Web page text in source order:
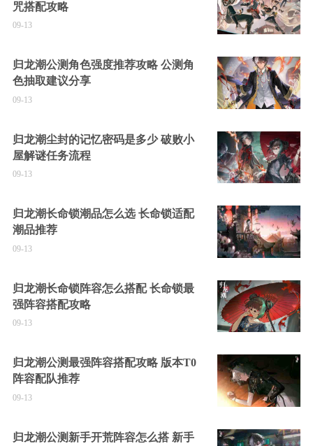
咒搭配攻略
09-13
归龙潮公测角色强度推荐攻略 公测角
色抽取建议分享
09-13
归龙潮尘封的记忆密码是多少 破败小
屋解谜任务流程
09-13
归龙潮长命锁潮品怎么选 长命锁适配
潮品推荐
09-13
归龙潮长命锁阵容怎么搭配 长命锁最
强阵容搭配攻略
09-13
归龙潮公测最强阵容搭配攻略 版本T0
阵容配队推荐
09-13
归龙潮公测新手开荒阵容怎么搭 新手